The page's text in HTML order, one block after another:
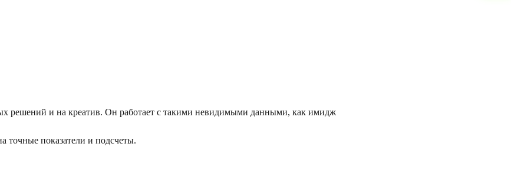
решений и на креатив. Он работает с такими невидимыми данными, как имидж
точные показатели и подсчеты.